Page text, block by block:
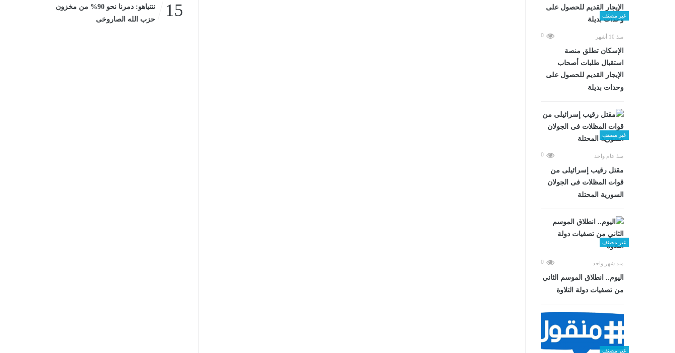
غير مصنف
منذ 10 أشهر 0
الإسكان تطلق منصة
استقبال طلبات أصحاب
الإيجار القديم للحصول على
وحدات بديلة
غير مصنف
منذ عام واحد 0
مقتل رقيب إسرائيلى من
قوات المظلات فى الجولان
السورية المحتلة
غير مصنف
منذ شهر واحد 0
اليوم.. انطلاق الموسم الثاني
من تصفيات دولة التلاوة
غير مصنف
15
نتنياهو: دمرنا نحو 90% من مخزون
حزب الله الصاروخى